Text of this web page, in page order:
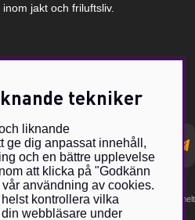
jakt och friluftsliv.
direkt till din e-post!*
samarbetspartners. Din prenumeration är helt
tekniker
liknande
ge dig anpassat innehåll,
och en bättre upplevelse
att klicka på "Godkänn
användning av cookies.
kontrollera vilka
webbläsare under